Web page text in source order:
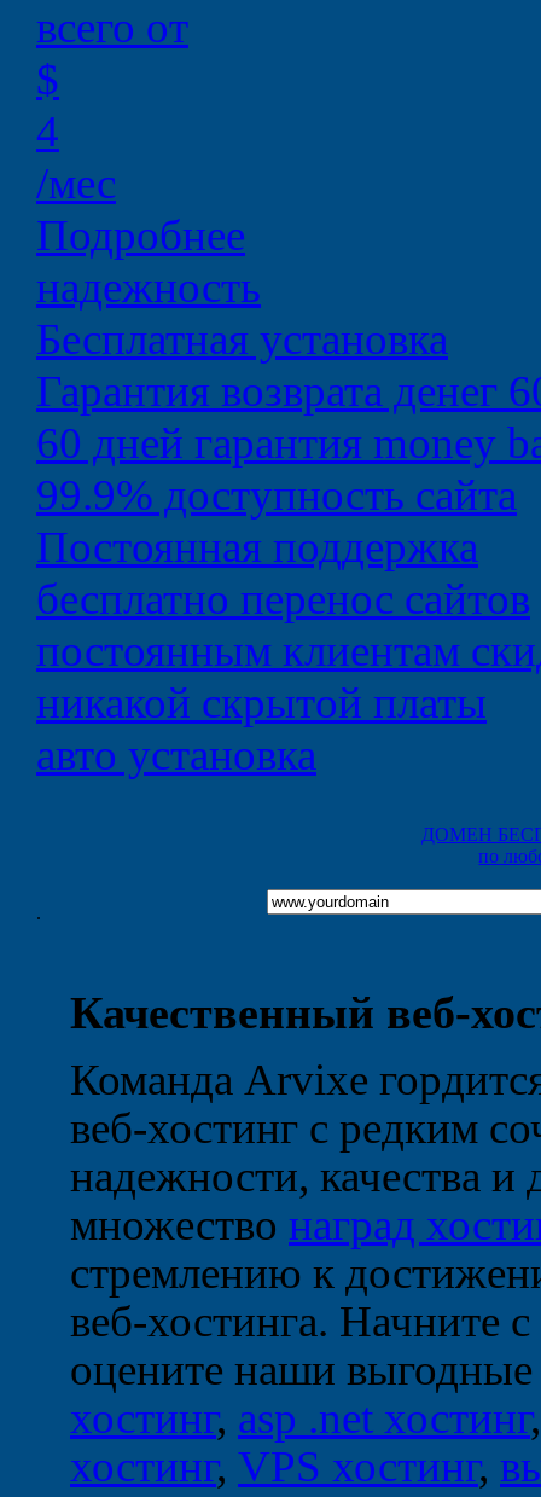
всего от
$
4
/мес
Подробнее
надежность
Бесплатная установка
Гарантия возврата денег
60 дней гарантия money
99.9% доступность сайта
Постоянная поддержка
бесплатно перенос сайтов
постоянным клиентам
никакой скрытой платы
авто установка
ДОМЕН
по
.
Качественный веб-
Команда Arvixe
веб-хостинг с редким
надежности, качества
множество наград
стремлению к
веб-хостинга. Начните с
оцените наши
хостинг, asp .net хостинг
хостинг, VPS хостинг,